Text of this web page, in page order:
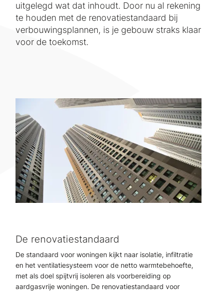
uitgelegd wat dat inhoudt. Door nu al rekening
te houden met de renovatiestandaard bij
verbouwingsplannen, is je gebouw straks klaar
voor de toekomst.
De renovatiestandaard
De standaard voor woningen kijkt naar isolatie, infiltratie
en het ventilatiesysteem voor de netto warmtebehoefte,
met als doel spijtvrij isoleren als voorbereiding op
aardgasvrije woningen. De renovatiestandaard voor